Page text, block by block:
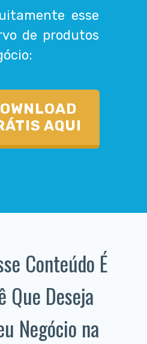
esse
de produtos
AQUI
Conteúdo É
Que Deseja
Negócio na